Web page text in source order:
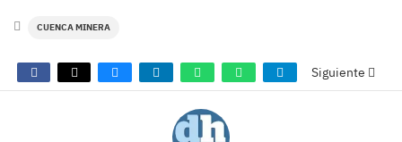
CUENCA MINERA
Siguiente